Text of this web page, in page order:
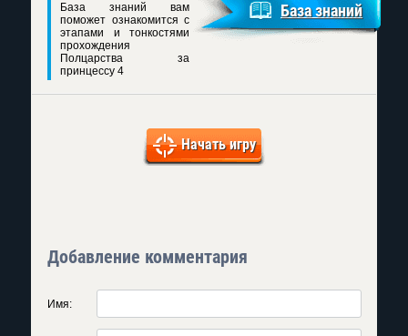
База знаний вам
поможет ознакомится с
этапами и тонкостями
прохождения
Полцарства за
принцессу 4
База знаний
Начать игру
Добавление комментария
Имя: